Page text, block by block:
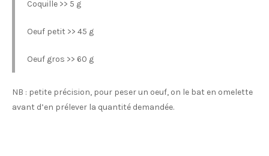
Coquille >> 5 g
Oeuf petit >> 45 g
Oeuf gros >> 60 g
NB : petite précision, pour peser un oeuf, on le bat en omelette
avant d’en prélever la quantité demandée.